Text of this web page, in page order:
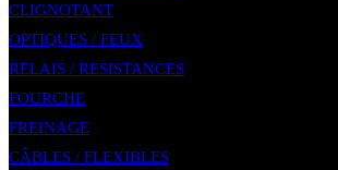
CLIGNOTANT
OPTIQUES / FEUX
RELAIS / RESISTANCES
FOURCHE
FREINAGE
CÂBLES / FLEXIBLES